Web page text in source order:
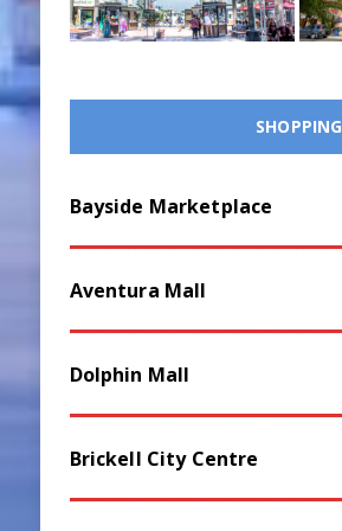
SHOPPING
Bayside Marketplace
Aventura Mall
Dolphin Mall
Brickell City Centre